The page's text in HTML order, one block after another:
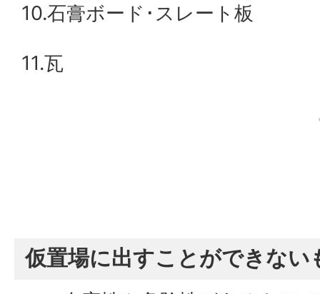
10.石膏ボード･スレート板
11.瓦
仮置場に出すことができない